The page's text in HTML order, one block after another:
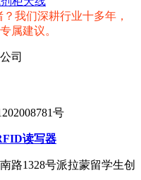
我们深耕行业十多年，
属建议。
司
号
读写器
路1328号派拉蒙留学生创